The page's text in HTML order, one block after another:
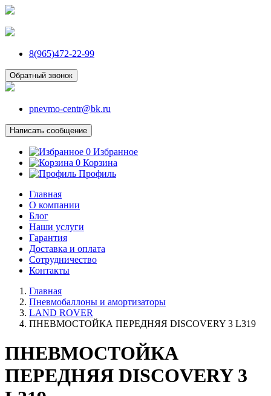
8(965)472-22-99
Обратный звонок
pnevmo-centr@bk.ru
Написать сообщение
0 Избранное
0 Корзина
Профиль
Главная
О компании
Блог
Наши услуги
Гарантия
Доставка и оплата
Сотрудничество
Контакты
Главная
Пневмобаллоны и амортизаторы
LAND ROVER
ПНЕВМОСТОЙКА ПЕРЕДНЯЯ DISCOVERY 3 L319
ПНЕВМОСТОЙКА
ПЕРЕДНЯЯ DISCOVERY 3